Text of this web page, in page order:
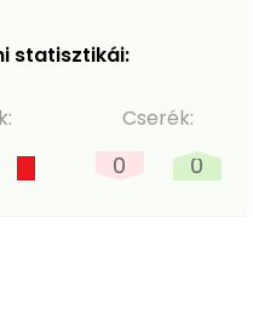
statisztikái:
Cserék:
0 0